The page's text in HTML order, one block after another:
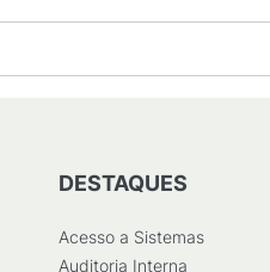
DESTAQUES
Acesso a Sistemas
Auditoria Interna